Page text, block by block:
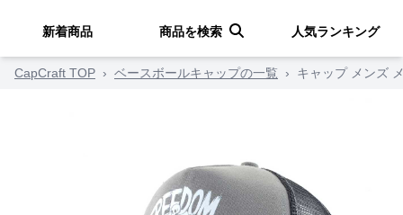
新着商品 商品を検索 人気ランキング
CapCraft TOP › ベースボールキャップの一覧 › キャップ メンズ